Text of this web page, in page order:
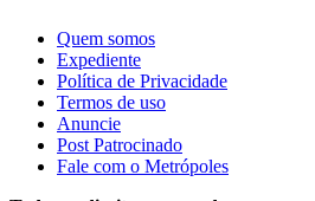
Quem somos
Expediente
Política de Privacidade
Termos de uso
Anuncie
Post Patrocinado
Fale com o Metrópoles